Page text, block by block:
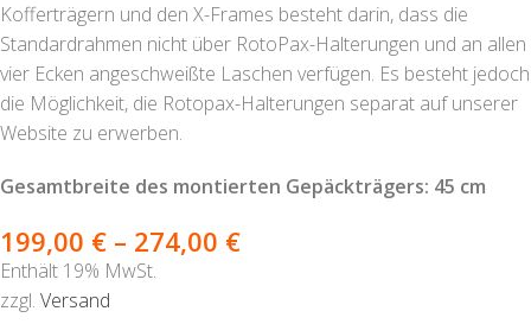
Kofferträgern und den X-Frames besteht darin, dass die
Standardrahmen nicht über RotoPax-Halterungen und an allen
vier Ecken angeschweißte Laschen verfügen. Es besteht jedoch
die Möglichkeit, die Rotopax-Halterungen separat auf unserer
Website zu erwerben.
Gesamtbreite des montierten Gepäckträgers: 45 cm
199,00 € – 274,00 €
Enthält 19% MwSt.
zzgl. Versand